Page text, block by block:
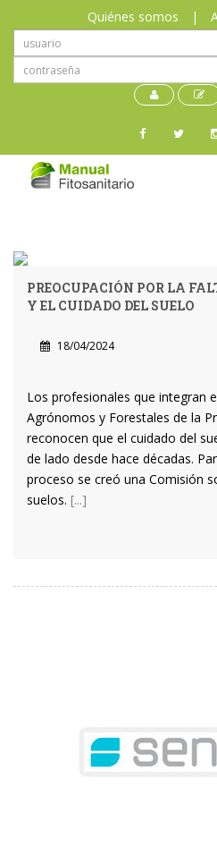
Quiénes somos |
PREOCUPACIÓN POR LA
Y EL CUIDADO DEL SUELO
18/04/2024
Los profesionales que integran
Agrónomos y Forestales de la
reconocen que el cuidado del
de lado desde hace décadas.
proceso se creó una Comisión
suelos. [...]